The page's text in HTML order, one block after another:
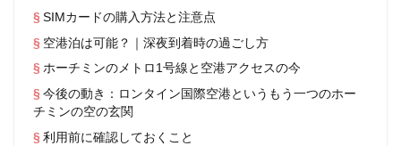
SIMカードの購入方法と注意点
空港泊は可能？｜深夜到着時の過ごし方
ホーチミンのメトロ1号線と空港アクセスの今
今後の動き：ロンタイン国際空港というもう一つのホー
チミンの空の玄関
利用前に確認しておくこと